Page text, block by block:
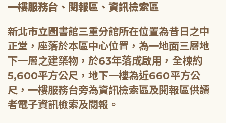
一樓服務台、閱報區、資訊檢索區
新北市立圖書館三重分館所在位置為昔日之中
正堂，座落於本區中心位置，為一地面三層地
下一層之建築物，於63年落成啟用，全棟約
5,600平方公尺，地下一樓為近660平方公
尺，一樓服務台旁為資訊檢索區及閱報區供讀
者電子資訊檢索及閱報。